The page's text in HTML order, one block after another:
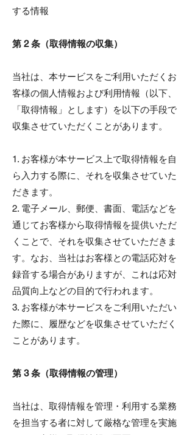
する情報
第 2 条（取得情報の収集）
当社は、本サービスをご利用いただくお
客様の個人情報および利用情報（以下、
「取得情報」とします）を以下の手段で
収集させていただくことがあります。
1. お客様が本サービス上で取得情報を自
ら入力する際に、それを収集させていた
だきます。
2. 電子メール、郵便、書面、電話などを
通じてお客様から取得情報を提供いただ
くことで、それを収集させていただきま
す。なお、当社はお客様との電話応対を
録音する場合がありますが、これは応対
品質向上などの目的で行われます。
3. お客様が本サービスをご利用いただい
た際に、履歴などを収集させていただく
ことがあります。
第 3 条（取得情報の管理）
当社は、取得情報を管理・利用する業務
を担当する者に対して厳格な管理を実施